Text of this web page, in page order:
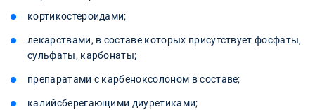
кортикостероидами;
лекарствами, в составе которых присутствует фосфаты,
сульфаты, карбонаты;
препаратами с карбеноксолоном в составе;
калийсберегающими диуретиками;